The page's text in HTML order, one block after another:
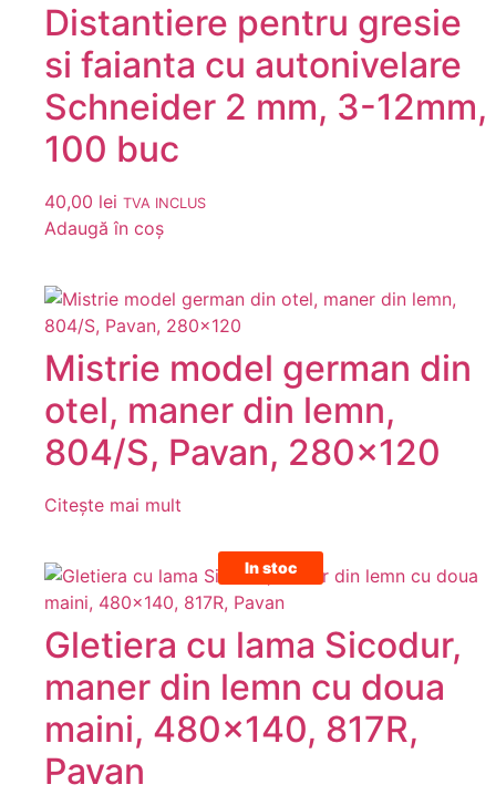
Distantiere pentru gresie
si faianta cu autonivelare
Schneider 2 mm, 3-12mm,
100 buc
40,00 lei TVA INCLUS
Adaugă în coș
Mistrie model german din
otel, maner din lemn,
804/S, Pavan, 280×120
Citește mai mult
In stoc
Gletiera cu lama Sicodur,
maner din lemn cu doua
maini, 480×140, 817R,
Pavan